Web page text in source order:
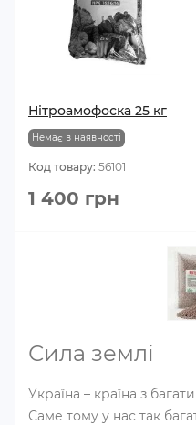
Нітроамофоска 25 кг
Немає в наявності
Код товару: 56101
1 400 грн
Сила землі
Україна – країна з
Саме тому у нас так